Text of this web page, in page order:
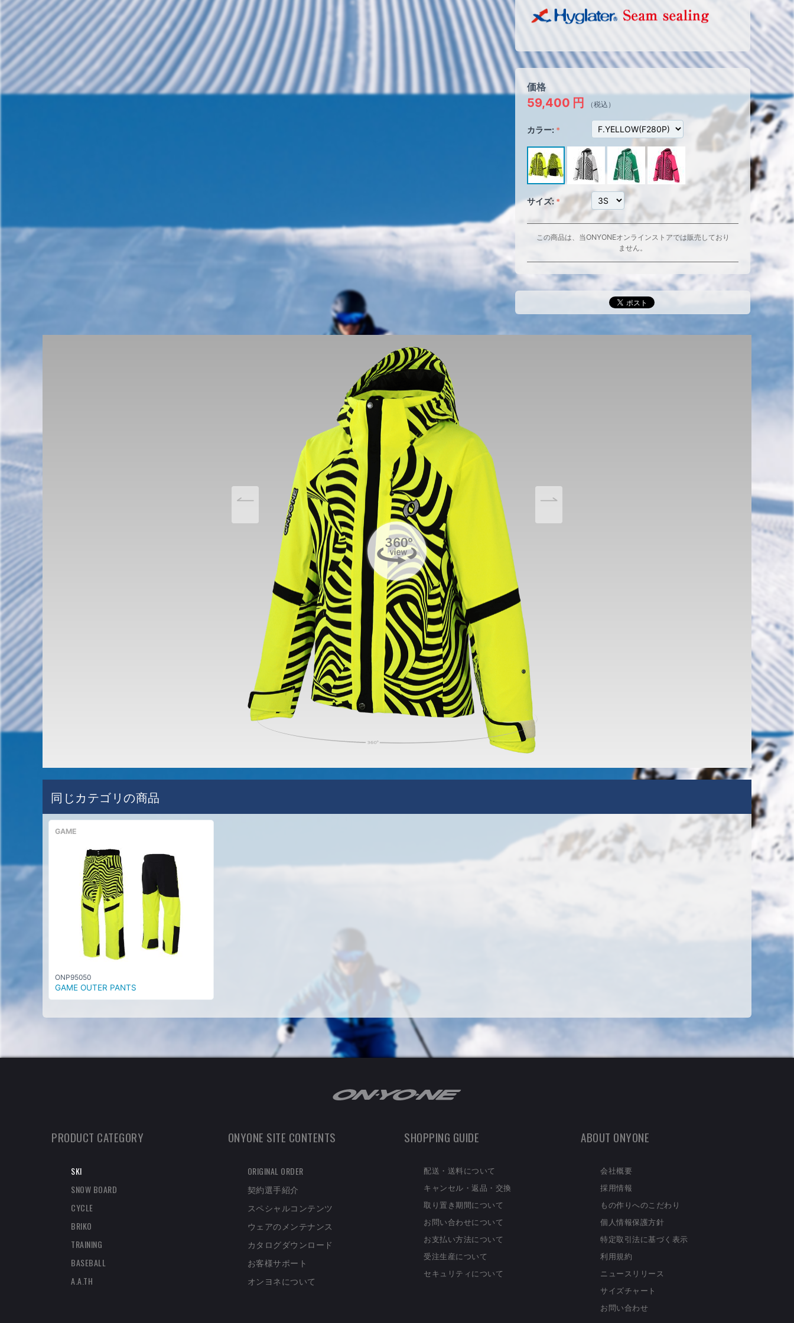
価格
59,400 円 （税込）
カラー:
サイズ:
この商品は、当ONYONEオンラインストアでは販売しており
ません。
同じカテゴリの商品
GAME
ONP95050
GAME OUTER PANTS
PRODUCT CATEGORY
SKI
SNOW BOARD
CYCLE
BRIKO
TRAINING
BASEBALL
A.A.TH
ONYONE SITE CONTENTS
ORIGINAL ORDER
契約選手紹介
スペシャルコンテンツ
ウェアのメンテナンス
カタログダウンロード
お客様サポート
オンヨネについて
SHOPPING GUIDE
配送・送料について
キャンセル・返品・交換
取り置き期間について
お問い合わせについて
お支払い方法について
受注生産について
セキュリティについて
ABOUT ONYONE
会社概要
採用情報
もの作りへのこだわり
個人情報保護方針
特定取引法に基づく表示
利用規約
ニュースリリース
サイズチャート
お問い合わせ